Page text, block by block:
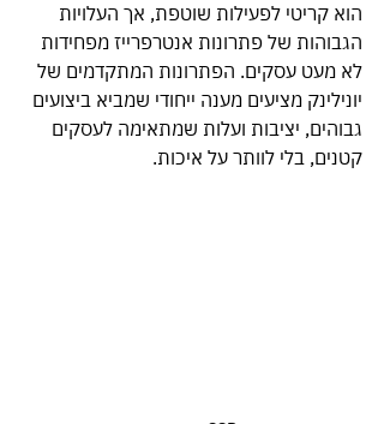
הוא קריטי לפעילות שוטפת, אך העלויות
הגבוהות של פתרונות אנטרפרייז מפחידות
לא מעט עסקים. הפתרונות המתקדמים של
יונילינק מציעים מענה ייחודי שמביא ביצועים
גבוהים, יציבות ועלות שמתאימה לעסקים
קטנים, בלי לוותר על איכות.